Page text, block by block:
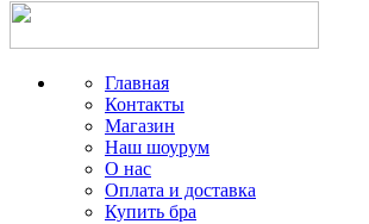
Главная
Контакты
Магазин
Наш шоурум
О нас
Оплата и доставка
Купить бра